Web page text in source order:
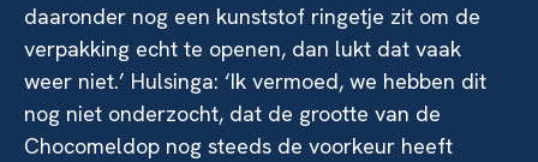
daaronder nog een kunststof ringetje zit om de
verpakking echt te openen, dan lukt dat vaak
weer niet.’ Hulsinga: ‘Ik vermoed, we hebben dit
nog niet onderzocht, dat de grootte van de
Chocomeldop nog steeds de voorkeur heeft